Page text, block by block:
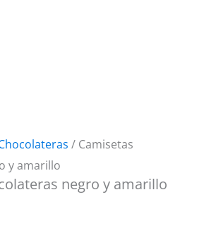
/ Camisetas
y amarillo
negro y amarillo